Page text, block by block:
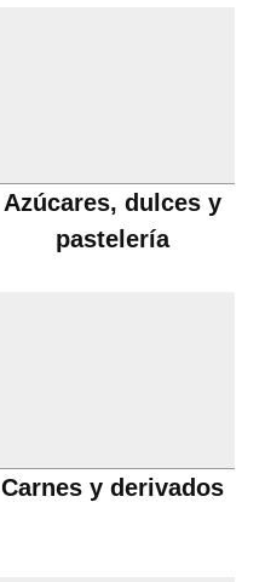
Azúcares, dulces y
pastelería
Carnes y derivados